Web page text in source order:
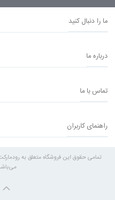
ما را دنبال کنید
درباره ما
تماس با ما
راهنمای کاربران
تمامی حقوق این فروشگاه متعلق به